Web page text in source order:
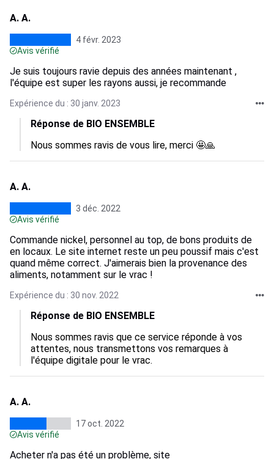
A. A.
4 févr. 2023
Avis vérifié
Je suis toujours ravie depuis des années maintenant ,
l'équipe est super les rayons aussi, je recommande
Expérience du : 30 janv. 2023
Réponse de BIO ENSEMBLE
Nous sommes ravis de vous lire, merci 🤩🙏
A. A.
3 déc. 2022
Avis vérifié
Commande nickel, personnel au top, de bons produits de
en locaux. Le site internet reste un peu poussif mais c'est
quand même correct. J'aimerais bien la provenance des
aliments, notamment sur le vrac !
Expérience du : 30 nov. 2022
Réponse de BIO ENSEMBLE
Nous sommes ravis que ce service réponde à vos
attentes, nous transmettons vos remarques à
l'équipe digitale pour le vrac.
A. A.
17 oct. 2022
Avis vérifié
Acheter n'a pas été un problème, site